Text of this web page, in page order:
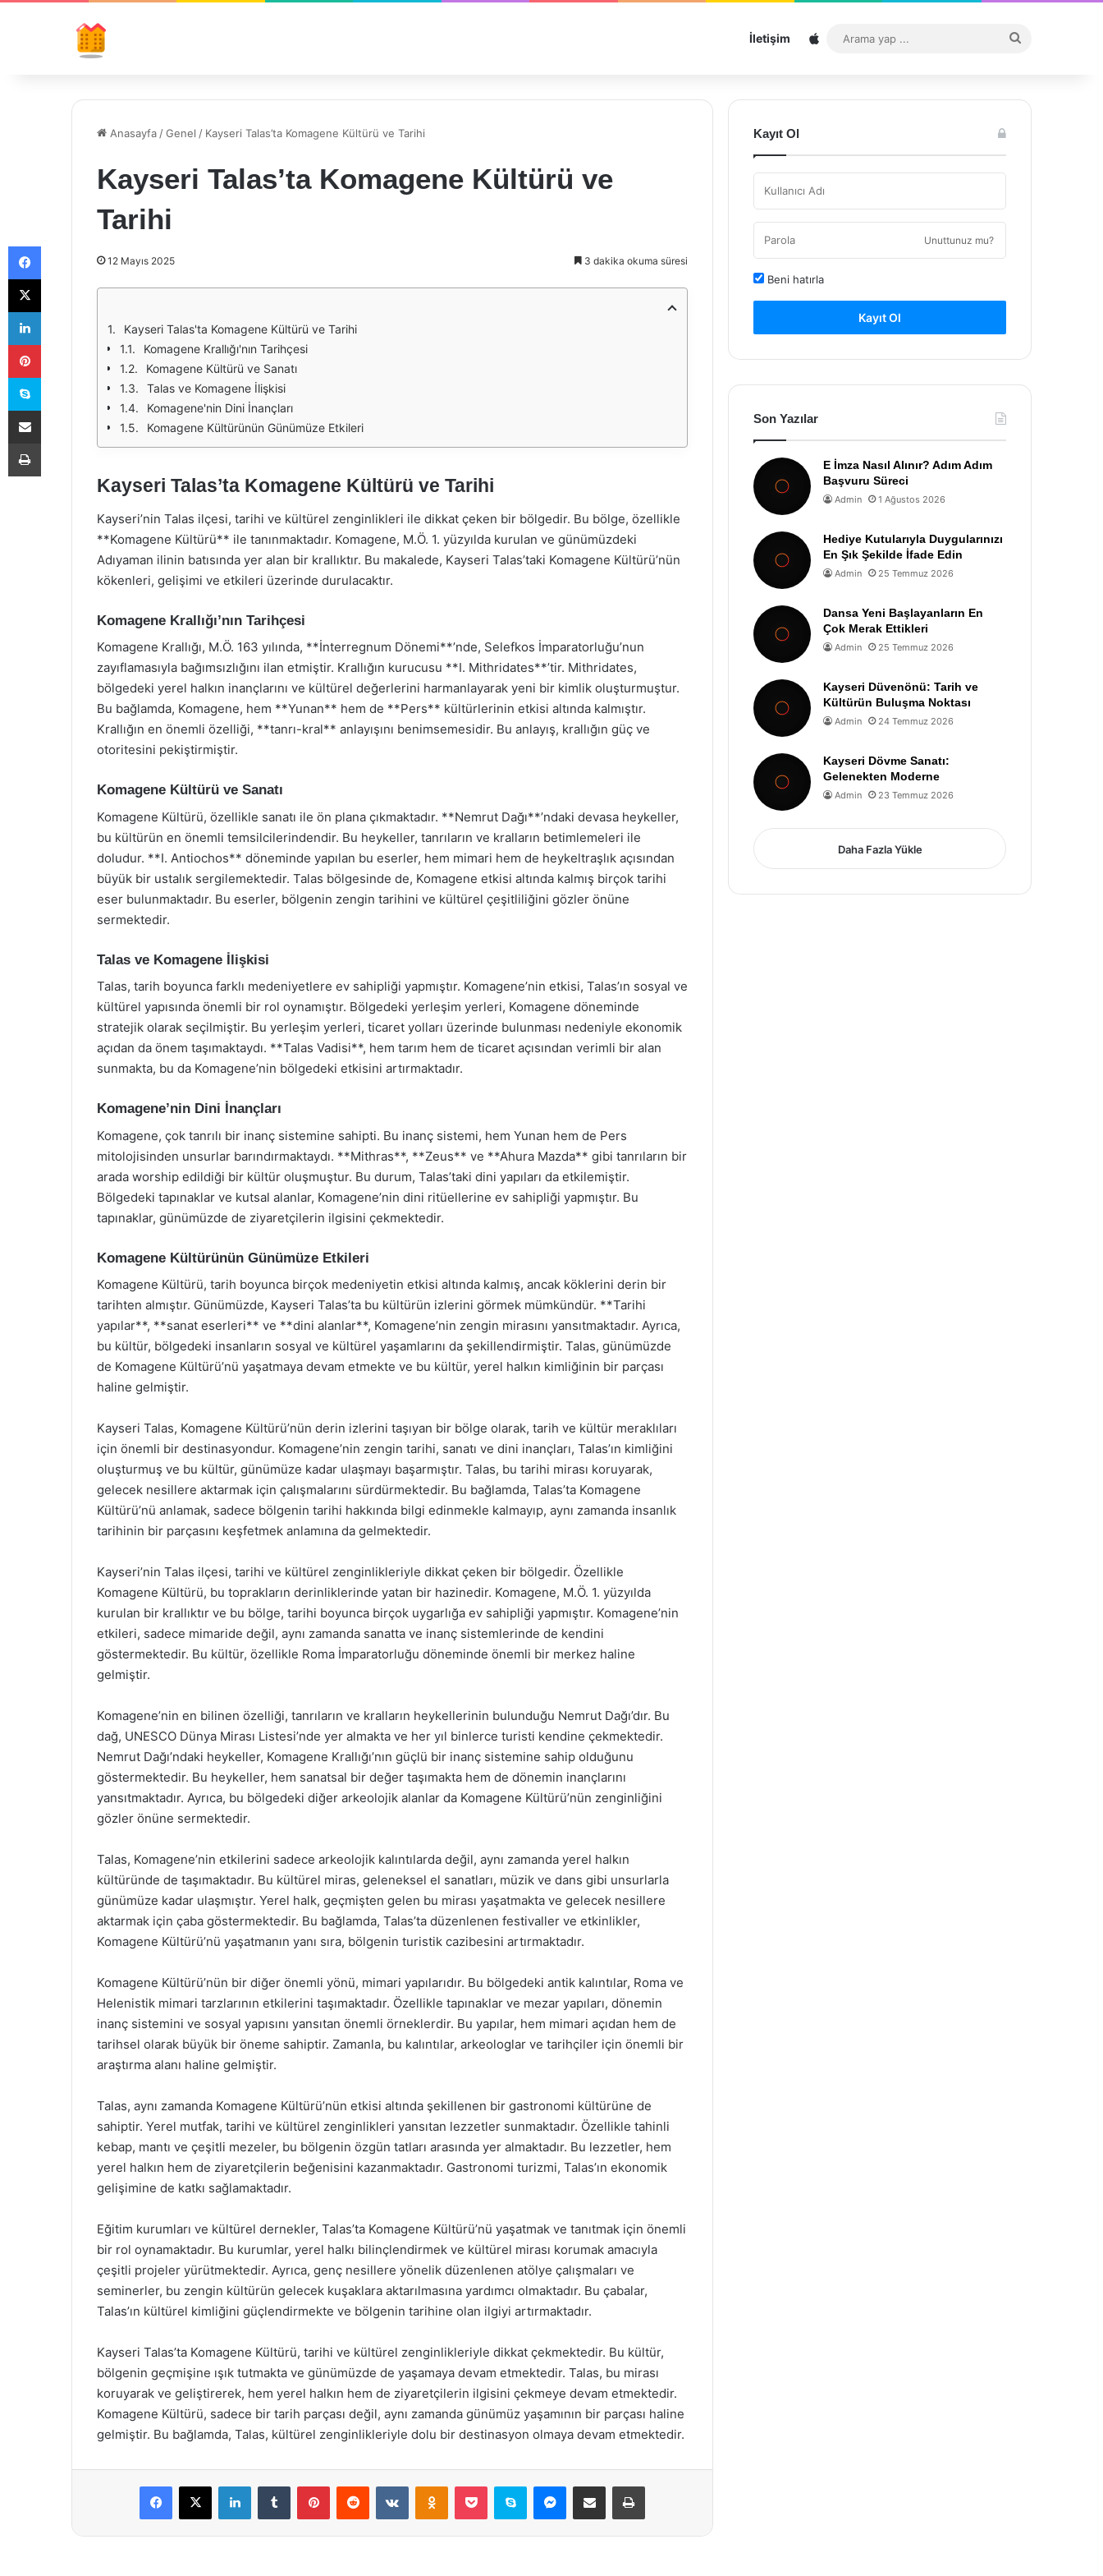
İletişim Sitemap
...
Anasayfa /Genel / Kayseri Talas’ta Komagene Kültürü ve Tarihi
Kayseri Talas’ta Komagene Kültürü ve
Tarihi
12 Mayıs 2025 3 dakika okuma süresi
Kayseri Talas'ta Komagene Kültürü ve Tarihi
Komagene Krallığı'nın Tarihçesi
Komagene Kültürü ve Sanatı
Talas ve Komagene İlişkisi
Komagene'nin Dini İnançları
Komagene Kültürünün Günümüze Etkileri
Kayseri Talas’ta Komagene Kültürü ve Tarihi
Kayseri’nin Talas ilçesi, tarihi ve kültürel zenginlikleri ile dikkat çeken bir bölgedir. Bu bölge, özellikle
**Komagene Kültürü** ile tanınmaktadır. Komagene, M.Ö. 1. yüzyılda kurulan ve günümüzdeki
Adıyaman ilinin batısında yer alan bir krallıktır. Bu makalede, Kayseri Talas’taki Komagene Kültürü’nün
kökenleri, gelişimi ve etkileri üzerinde durulacaktır.
Komagene Krallığı’nın Tarihçesi
Komagene Krallığı, M.Ö. 163 yılında, **İnterregnum Dönemi**’nde, Selefkos İmparatorluğu’nun
zayıflamasıyla bağımsızlığını ilan etmiştir. Krallığın kurucusu **I. Mithridates**’tir. Mithridates,
bölgedeki yerel halkın inançlarını ve kültürel değerlerini harmanlayarak yeni bir kimlik oluşturmuştur.
Bu bağlamda, Komagene, hem **Yunan** hem de **Pers** kültürlerinin etkisi altında kalmıştır.
Krallığın en önemli özelliği, **tanrı-kral** anlayışını benimsemesidir. Bu anlayış, krallığın güç ve
otoritesini pekiştirmiştir.
Komagene Kültürü ve Sanatı
Komagene Kültürü, özellikle sanatı ile ön plana çıkmaktadır. **Nemrut Dağı**’ndaki devasa heykeller,
bu kültürün en önemli temsilcilerindendir. Bu heykeller, tanrıların ve kralların betimlemeleri ile
doludur. **I. Antiochos** döneminde yapılan bu eserler, hem mimari hem de heykeltraşlık açısından
büyük bir ustalık sergilemektedir. Talas bölgesinde de, Komagene etkisi altında kalmış birçok tarihi
eser bulunmaktadır. Bu eserler, bölgenin zengin tarihini ve kültürel çeşitliliğini gözler önüne
sermektedir.
Talas ve Komagene İlişkisi
Talas, tarih boyunca farklı medeniyetlere ev sahipliği yapmıştır. Komagene’nin etkisi, Talas’ın sosyal ve
kültürel yapısında önemli bir rol oynamıştır. Bölgedeki yerleşim yerleri, Komagene döneminde
stratejik olarak seçilmiştir. Bu yerleşim yerleri, ticaret yolları üzerinde bulunması nedeniyle ekonomik
açıdan da önem taşımaktaydı. **Talas Vadisi**, hem tarım hem de ticaret açısından verimli bir alan
sunmakta, bu da Komagene’nin bölgedeki etkisini artırmaktadır.
Komagene’nin Dini İnançları
Komagene, çok tanrılı bir inanç sistemine sahipti. Bu inanç sistemi, hem Yunan hem de Pers
mitolojisinden unsurlar barındırmaktaydı. **Mithras**, **Zeus** ve **Ahura Mazda** gibi tanrıların bir
arada worship edildiği bir kültür oluşmuştur. Bu durum, Talas’taki dini yapıları da etkilemiştir.
Bölgedeki tapınaklar ve kutsal alanlar, Komagene’nin dini ritüellerine ev sahipliği yapmıştır. Bu
tapınaklar, günümüzde de ziyaretçilerin ilgisini çekmektedir.
Komagene Kültürünün Günümüze Etkileri
Komagene Kültürü, tarih boyunca birçok medeniyetin etkisi altında kalmış, ancak köklerini derin bir
tarihten almıştır. Günümüzde, Kayseri Talas’ta bu kültürün izlerini görmek mümkündür. **Tarihi
yapılar**, **sanat eserleri** ve **dini alanlar**, Komagene’nin zengin mirasını yansıtmaktadır. Ayrıca,
bu kültür, bölgedeki insanların sosyal ve kültürel yaşamlarını da şekillendirmiştir. Talas, günümüzde
de Komagene Kültürü’nü yaşatmaya devam etmekte ve bu kültür, yerel halkın kimliğinin bir parçası
haline gelmiştir.
Kayseri Talas, Komagene Kültürü’nün derin izlerini taşıyan bir bölge olarak, tarih ve kültür meraklıları
için önemli bir destinasyondur. Komagene’nin zengin tarihi, sanatı ve dini inançları, Talas’ın kimliğini
oluşturmuş ve bu kültür, günümüze kadar ulaşmayı başarmıştır. Talas, bu tarihi mirası koruyarak,
gelecek nesillere aktarmak için çalışmalarını sürdürmektedir. Bu bağlamda, Talas’ta Komagene
Kültürü’nü anlamak, sadece bölgenin tarihi hakkında bilgi edinmekle kalmayıp, aynı zamanda insanlık
tarihinin bir parçasını keşfetmek anlamına da gelmektedir.
Kayseri’nin Talas ilçesi, tarihi ve kültürel zenginlikleriyle dikkat çeken bir bölgedir. Özellikle
Komagene Kültürü, bu toprakların derinliklerinde yatan bir hazinedir. Komagene, M.Ö. 1. yüzyılda
kurulan bir krallıktır ve bu bölge, tarihi boyunca birçok uygarlığa ev sahipliği yapmıştır. Komagene’nin
etkileri, sadece mimaride değil, aynı zamanda sanatta ve inanç sistemlerinde de kendini
göstermektedir. Bu kültür, özellikle Roma İmparatorluğu döneminde önemli bir merkez haline
gelmiştir.
Komagene’nin en bilinen özelliği, tanrıların ve kralların heykellerinin bulunduğu Nemrut Dağı’dır. Bu
dağ, UNESCO Dünya Mirası Listesi’nde yer almakta ve her yıl binlerce turisti kendine çekmektedir.
Nemrut Dağı’ndaki heykeller, Komagene Krallığı’nın güçlü bir inanç sistemine sahip olduğunu
göstermektedir. Bu heykeller, hem sanatsal bir değer taşımakta hem de dönemin inançlarını
yansıtmaktadır. Ayrıca, bu bölgedeki diğer arkeolojik alanlar da Komagene Kültürü’nün zenginliğini
gözler önüne sermektedir.
Talas, Komagene’nin etkilerini sadece arkeolojik kalıntılarda değil, aynı zamanda yerel halkın
kültüründe de taşımaktadır. Bu kültürel miras, geleneksel el sanatları, müzik ve dans gibi unsurlarla
günümüze kadar ulaşmıştır. Yerel halk, geçmişten gelen bu mirası yaşatmakta ve gelecek nesillere
aktarmak için çaba göstermektedir. Bu bağlamda, Talas’ta düzenlenen festivaller ve etkinlikler,
Komagene Kültürü’nü yaşatmanın yanı sıra, bölgenin turistik cazibesini artırmaktadır.
Komagene Kültürü’nün bir diğer önemli yönü, mimari yapılarıdır. Bu bölgedeki antik kalıntılar, Roma ve
Helenistik mimari tarzlarının etkilerini taşımaktadır. Özellikle tapınaklar ve mezar yapıları, dönemin
inanç sistemini ve sosyal yapısını yansıtan önemli örneklerdir. Bu yapılar, hem mimari açıdan hem de
tarihsel olarak büyük bir öneme sahiptir. Zamanla, bu kalıntılar, arkeologlar ve tarihçiler için önemli bir
araştırma alanı haline gelmiştir.
Talas, aynı zamanda Komagene Kültürü’nün etkisi altında şekillenen bir gastronomi kültürüne de
sahiptir. Yerel mutfak, tarihi ve kültürel zenginlikleri yansıtan lezzetler sunmaktadır. Özellikle tahinli
kebap, mantı ve çeşitli mezeler, bu bölgenin özgün tatları arasında yer almaktadır. Bu lezzetler, hem
yerel halkın hem de ziyaretçilerin beğenisini kazanmaktadır. Gastronomi turizmi, Talas’ın ekonomik
gelişimine de katkı sağlamaktadır.
Eğitim kurumları ve kültürel dernekler, Talas’ta Komagene Kültürü’nü yaşatmak ve tanıtmak için önemli
bir rol oynamaktadır. Bu kurumlar, yerel halkı bilinçlendirmek ve kültürel mirası korumak amacıyla
çeşitli projeler yürütmektedir. Ayrıca, genç nesillere yönelik düzenlenen atölye çalışmaları ve
seminerler, bu zengin kültürün gelecek kuşaklara aktarılmasına yardımcı olmaktadır. Bu çabalar,
Talas’ın kültürel kimliğini güçlendirmekte ve bölgenin tarihine olan ilgiyi artırmaktadır.
Kayseri Talas’ta Komagene Kültürü, tarihi ve kültürel zenginlikleriyle dikkat çekmektedir. Bu kültür,
bölgenin geçmişine ışık tutmakta ve günümüzde de yaşamaya devam etmektedir. Talas, bu mirası
koruyarak ve geliştirerek, hem yerel halkın hem de ziyaretçilerin ilgisini çekmeye devam etmektedir.
Komagene Kültürü, sadece bir tarih parçası değil, aynı zamanda günümüz yaşamının bir parçası haline
gelmiştir. Bu bağlamda, Talas, kültürel zenginlikleriyle dolu bir destinasyon olmaya devam etmektedir.
Facebook
X LinkedInTumblr PinterestReddit VKontakteOdnoklassniki
Pocket Skype Messenger
E-Posta ile paylaş Yazdır
Kayıt Ol
Unuttunuz mu?
Beni hatırla
Kayıt Ol
Son Yazılar
E İmza Nasıl Alınır? Adım Adım
Başvuru Süreci
Admin 1 Ağustos 2026
Hediye Kutularıyla Duygularınızı
En Şık Şekilde İfade Edin
Admin 25 Temmuz 2026
Dansa Yeni Başlayanların En
Çok Merak Ettikleri
Admin 25 Temmuz 2026
Kayseri Düvenönü: Tarih ve
Kültürün Buluşma Noktası
Admin 24 Temmuz 2026
Kayseri Dövme Sanatı:
Gelenekten Moderne
Admin 23 Temmuz 2026
Daha Fazla Yükle
Facebook
X
LinkedIn
Pinterest
Skype
E-Posta ile paylaş